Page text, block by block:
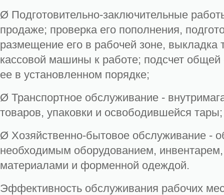
Ø Подготовительно-заключительные
продаже; проверка его пополнения,
размещение его в рабочей зоне, выкладка
кассовой машины к работе; подсчет
ее в установленном порядке;
Ø Транспортное обслуживание -
товаров, упаковки и освободившейся тары;
Ø Хозяйственно-бытовое обслуживание -
необходимым оборудованием,
материалами и форменной одеждой.
Эффективность обслуживания рабочих